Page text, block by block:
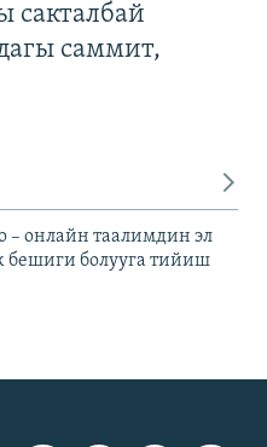
сакталбай
саммит,
– онлайн таалимдин эл
бешиги болууга тийиш